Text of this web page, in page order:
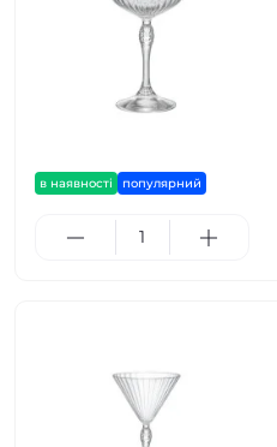
в наявності популярний